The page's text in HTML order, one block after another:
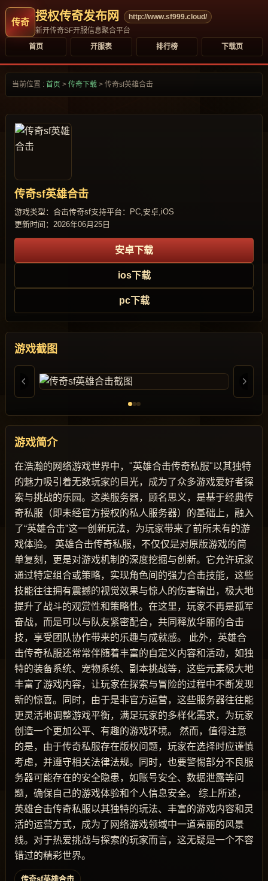
授权传奇发布网
http://www.sf999.cloud/
新开传奇SF开服信息聚合平台
首页
开服表 排行榜 下载页
当前位置 : 首页 > 传奇下载 > 传奇sf英雄合击
传奇sf英雄合击
游戏类型：合击传奇sf支持平台：PC,安卓,iOS
更新时间：2026年06月25日
安卓下载
ios下载
pc下载
游戏截图
游戏简介
在浩瀚的网络游戏世界中，"英雄合击传奇私服"以其独特
的魅力吸引着无数玩家的目光，成为了众多游戏爱好者探
索与挑战的乐园。这类服务器，顾名思义，是基于经典传
奇私服（即未经官方授权的私人服务器）的基础上，融入
了“英雄合击”这一创新玩法，为玩家带来了前所未有的游
戏体验。 英雄合击传奇私服，不仅仅是对原版游戏的简
单复刻，更是对游戏机制的深度挖掘与创新。它允许玩家
通过特定组合或策略，实现角色间的强力合击技能，这些
技能往往拥有震撼的视觉效果与惊人的伤害输出，极大地
提升了战斗的观赏性和策略性。在这里，玩家不再是孤军
奋战，而是可以与队友紧密配合，共同释放华丽的合击
技，享受团队协作带来的乐趣与成就感。 此外，英雄合
击传奇私服还常常伴随着丰富的自定义内容和活动，如独
特的装备系统、宠物系统、副本挑战等，这些元素极大地
丰富了游戏内容，让玩家在探索与冒险的过程中不断发现
新的惊喜。同时，由于是非官方运营，这些服务器往往能
更灵活地调整游戏平衡，满足玩家的多样化需求，为玩家
创造一个更加公平、有趣的游戏环境。 然而，值得注意
的是，由于传奇私服存在版权问题，玩家在选择时应谨慎
考虑，并遵守相关法律法规。同时，也要警惕部分不良服
务器可能存在的安全隐患，如账号安全、数据泄露等问
题，确保自己的游戏体验和个人信息安全。 综上所述，
英雄合击传奇私服以其独特的玩法、丰富的游戏内容和灵
活的运营方式，成为了网络游戏领域中一道亮丽的风景
线。对于热爱挑战与探索的玩家而言，这无疑是一个不容
错过的精彩世界。
传奇sf英雄合击